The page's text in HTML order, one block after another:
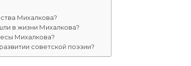
Михалкова?
в жизни Михалкова?
Михалкова?
советской поэзии?